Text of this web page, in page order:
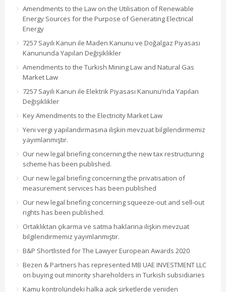
Amendments to the Law on the Utilisation of Renewable
Energy Sources for the Purpose of Generating Electrical
Energy
7257 Sayılı Kanun ile Maden Kanunu ve Doğalgaz Piyasası
Kanununda Yapılan Değişiklikler
Amendments to the Turkish Mining Law and Natural Gas
Market Law
7257 Sayılı Kanun ile Elektrik Piyasası Kanunu’nda Yapılan
Değişiklikler
Key Amendments to the Electricity Market Law
Yeni vergi yapılandırmasına ilişkin mevzuat bilgilendirmemiz
yayımlanmıştır.
Our new legal briefing concerning the new tax restructuring
scheme has been published.
Our new legal briefing concerning the privatisation of
measurement services has been published
Our new legal briefing concerning squeeze-out and sell-out
rights has been published.
Ortaklıktan çıkarma ve satma haklarına ilişkin mevzuat
bilgilendirmemiz yayımlanmıştır.
B&P Shortlisted for The Lawyer European Awards 2020
Bezen & Partners has represented MB UAE INVESTMENT LLC
on buying out minority shareholders in Turkish subsidiaries
Kamu kontrolündeki halka açık şirketlerde yeniden